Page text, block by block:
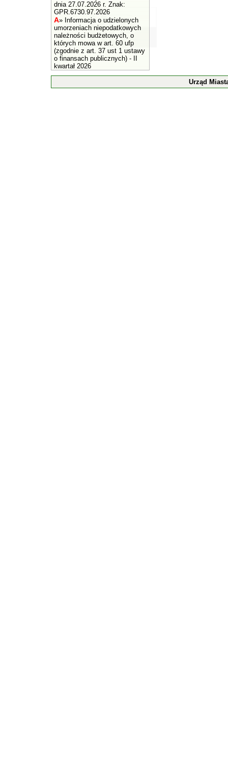
dnia 27.07.2026 r. Znak:
GPR.6730.97.2026
A» Informacja o udzielonych
umorzeniach niepodatkowych
należności budżetowych, o
których mowa w art. 60 ufp
(zgodnie z art. 37 ust 1 ustawy
o finansach publicznych) - II
kwartał 2026
Urząd